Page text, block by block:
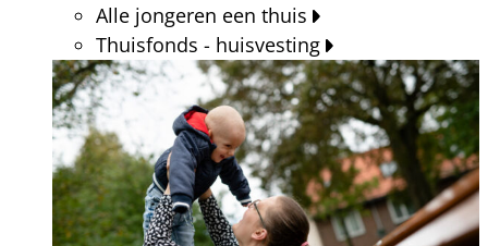
Alle jongeren een thuis
Thuisfonds - huisvesting